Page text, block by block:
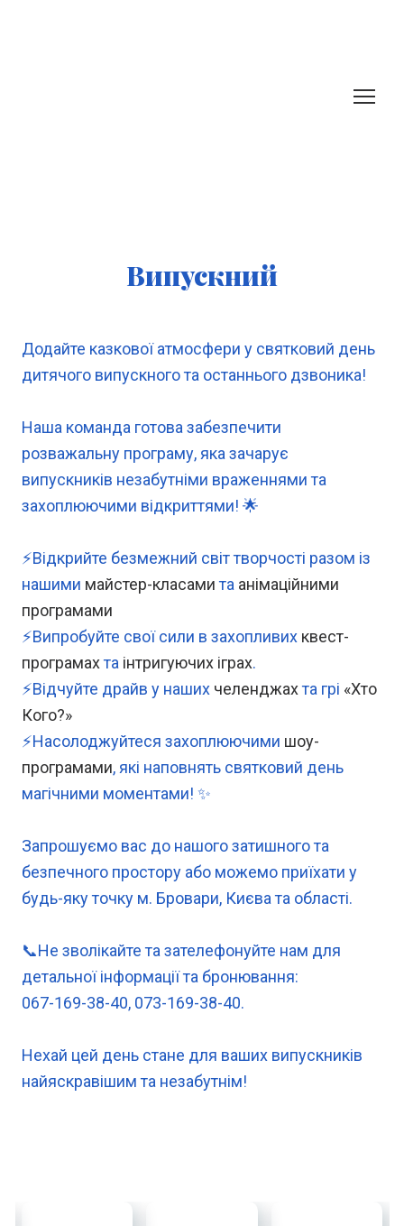
Випускний
Додайте казкової атмосфери у святковий день
дитячого випускного та останнього дзвоника!
Наша команда готова забезпечити
розважальну програму, яка зачарує
випускників незабутніми враженнями та
захоплюючими відкриттями! 🌟
⚡️Відкрийте безмежний світ творчості разом із
нашими майстер-класамита анімаційними
програмами
⚡️Випробуйте свої сили в захопливих квест-
програмахта інтригуючих іграх.
⚡️Відчуйте драйв у наших челенджахта грі «Хто
Кого?»
⚡️Насолоджуйтеся захоплюючими шоу-
програмами, які наповнять святковий день
магічними моментами! ✨
Запрошуємо вас до нашого затишного та
безпечного простору або можемо приїхати у
будь-яку точку м. Бровари, Києва та області.
📞Не зволікайте та зателефонуйте нам для
детальної інформації та бронювання:
067-169-38-40, 073-169-38-40.
Нехай цей день стане для ваших випускників
найяскравішим та незабутнім!